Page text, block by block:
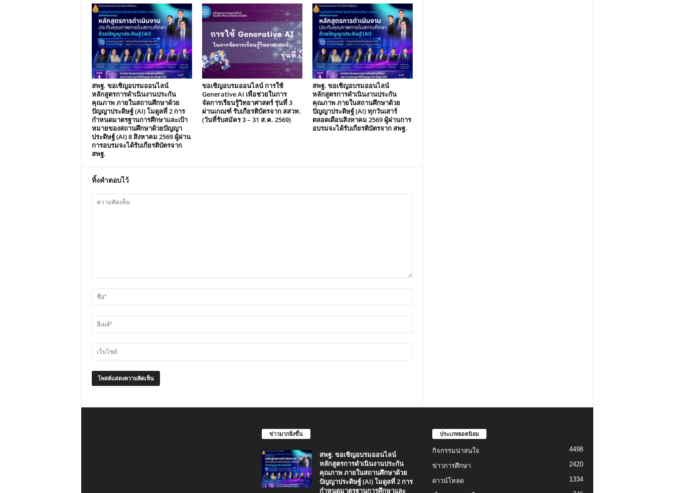
สพฐ. ขอเชิญอบรมออนไลน์
หลักสูตรการดำเนินงานประกัน
คุณภาพ ภายในสถานศึกษาด้วย
ปัญญาประดิษฐ์ (AI) โมดูลที่ 2 การ
กำหนดมาตรฐานการศึกษาและเป้า
หมายของสถานศึกษาด้วยปัญญา
ประดิษฐ์ (AI) 8 สิงหาคม 2569 ผู้ผ่าน
การอบรมจะได้รับเกียรติบัตรจาก
สพฐ.
ขอเชิญอบรมออนไลน์ การใช้
Generative AI เพื่อช่วยในการ
จัดการเรียนรู้วิทยาศาสตร์ รุ่นที่ 3
ผ่านเกณฑ์ รับเกียรติบัตรจาก สสวท.
(วันที่รับสมัคร 3 – 31 ส.ค. 2569)
สพฐ. ขอเชิญอบรมออนไลน์
หลักสูตรการดำเนินงานประกัน
คุณภาพ ภายในสถานศึกษาด้วย
ปัญญาประดิษฐ์ (AI) ทุกวันเสาร์
ตลอดเดือนสิงหาคม 2569 ผู้ผ่านการ
อบรมจะได้รับเกียรติบัตรจาก สพฐ.
ทิ้งคำตอบไว้
ข่าวมากยิ่งขึ้น
สพฐ. ขอเชิญอบรมออนไลน์
หลักสูตรการดำเนินงานประกัน
คุณภาพ ภายในสถานศึกษาด้วย
ปัญญาประดิษฐ์ (AI) โมดูลที่ 2 การ
กำหนดมาตรฐานการศึกษาและ
ประเภทยอดนิยม
กิจกรรมน่าสนใจ 4498
ข่าวการศึกษา 2420
ดาวน์โหลด 1334